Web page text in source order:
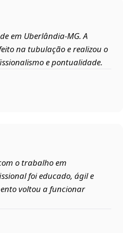
em Uberlândia‑MG. A
na tubulação e realizou o
e pontualidade.
o trabalho em
foi educado, ágil e
voltou a funcionar